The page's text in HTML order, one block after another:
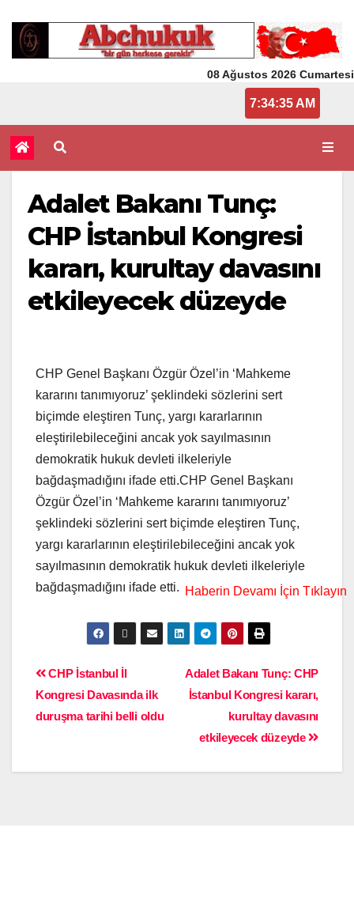
08 Ağustos 2026 Cumartesi
7:34:35 AM
Adalet Bakanı Tunç:
CHP İstanbul Kongresi
kararı, kurultay davasını
etkileyecek düzeyde
CHP Genel Başkanı Özgür Özel’in ‘Mahkeme
kararını tanımıyoruz’ şeklindeki sözlerini sert
biçimde eleştiren Tunç, yargı kararlarının
eleştirilebileceğini ancak yok sayılmasının
demokratik hukuk devleti ilkeleriyle
bağdaşmadığını ifade etti.CHP Genel Başkanı
Özgür Özel’in ‘Mahkeme kararını tanımıyoruz’
şeklindeki sözlerini sert biçimde eleştiren Tunç,
yargı kararlarının eleştirilebileceğini ancak yok
sayılmasının demokratik hukuk devleti ilkeleriyle
bağdaşmadığını ifade etti.
Adalet Bakanı Tunç: CHP
İstanbul Kongresi kararı,
kurultay davasını
etkileyecek düzeyde
CHP İstanbul İl
Kongresi Davasında ilk
duruşma tarihi belli oldu